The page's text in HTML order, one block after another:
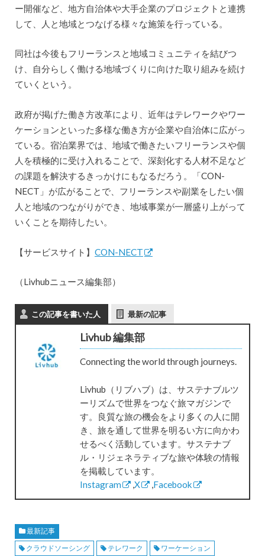
ー開催など、地方自治体や大手企業のプロジェクトと連携
して、人と地域とつなげる様々な施策を行っている。
同社は今後もフリーランスと地域コミュニティを結びつ
け、自分らしく働ける地域づくりに向けた取り組みを続け
ていくという。
政府が掲げた働き方改革により、近年はテレワークやワー
ケーションといった多様な働き方が企業や自治体に広がっ
ている。宿泊業界では、地域で働きたいフリーランスや個
人を積極的に受け入れることで、深刻化する人材不足など
の課題を解決するきっかけにもなるだろう。「CON-
NECT」が広がることで、フリーランスや副業をしたい個
人と地域のつながりができ、地域事業が一層盛り上がって
いくことを期待したい。
【サービスサイト】 CON-NECT
（Livhubニュース編集部）
この記事を書いた人 最新の記事
Livhub 編集部
Connecting the world through journeys.
Livhub（リブハブ）は、サステナブルツ
ーリズムで世界をつなぐ旅マガジンで
す。良質な旅の機会をより多くの人に開
き、旅を通して世界を明るい方に向かわ
せるべく活動しています。サステナブ
ル・リジェネラティブな旅や体験の情報
を掲載しています。
Instagram
,X ,Facebook
最新記事
クラウドソーシング
テレワーク ワーケーション